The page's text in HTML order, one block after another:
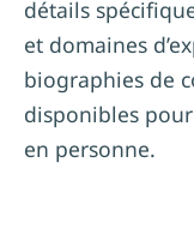
détails
et domaines
biographies de
disponibles
en personne.